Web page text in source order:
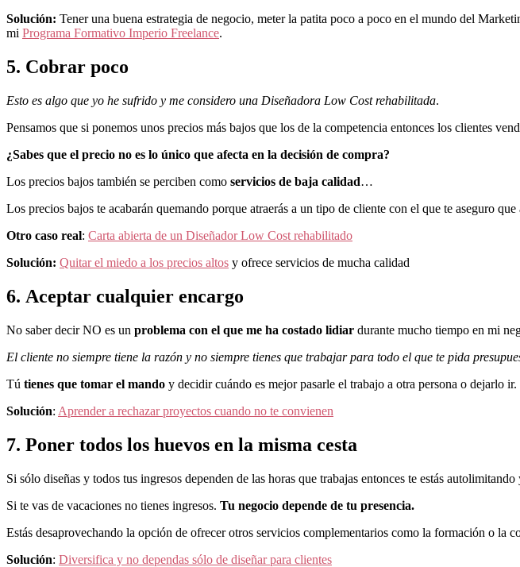
Solución: Tener una buena estrategia de negocio, meter la patita poco a poco en el mundo del
mi Programa Formativo Imperio Freelance.
5. Cobrar poco
Esto es algo que yo he sufrido y me considero una Diseñadora Low Cost rehabilitada.
Pensamos que si ponemos unos precios más bajos que los de la competencia entonces los clientes
¿Sabes que el precio no es lo único que afecta en la decisión de compra?
Los precios bajos también se perciben como servicios de baja calidad…
Los precios bajos te acabarán quemando porque atraerás a un tipo de cliente con el que te aseguro
Otro caso real: Carta abierta de un Diseñador Low Cost rehabilitado
Solución: Quitar el miedo a los precios altos y ofrece servicios de mucha calidad
6. Aceptar cualquier encargo
No saber decir NO es un problema con el que me ha costado lidiar durante mucho tiempo en mi
El cliente no siempre tiene la razón y no siempre tienes que trabajar para todo el que te pida
Tú tienes que tomar el mando y decidir cuándo es mejor pasarle el trabajo a otra persona o dejarlo ir.
Solución: Aprender a rechazar proyectos cuando no te convienen
7. Poner todos los huevos en la misma cesta
Si sólo diseñas y todos tus ingresos dependen de las horas que trabajas entonces te estás
Si te vas de vacaciones no tienes ingresos. Tu negocio depende de tu presencia.
Estás desaprovechando la opción de ofrecer otros servicios complementarios como la formación o la
Solución: Diversifica y no dependas sólo de diseñar para clientes